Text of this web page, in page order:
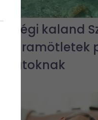
Hétvégi kaland
programötletek
barátoknak